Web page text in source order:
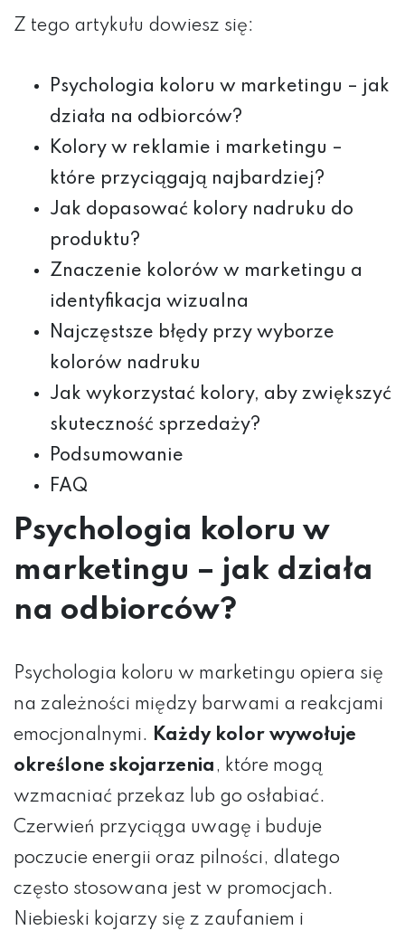
Z tego artykułu dowiesz się:
Psychologia koloru w marketingu – jak
działa na odbiorców?
Kolory w reklamie i marketingu –
które przyciągają najbardziej?
Jak dopasować kolory nadruku do
produktu?
Znaczenie kolorów w marketingu a
identyfikacja wizualna
Najczęstsze błędy przy wyborze
kolorów nadruku
Jak wykorzystać kolory, aby zwiększyć
skuteczność sprzedaży?
Podsumowanie
FAQ
Psychologia koloru w
marketingu – jak działa
na odbiorców?
Psychologia koloru w marketingu opiera się
na zależności między barwami a reakcjami
emocjonalnymi. Każdy kolor wywołuje
określone skojarzenia , które mogą
wzmacniać przekaz lub go osłabiać.
Czerwień przyciąga uwagę i buduje
poczucie energii oraz pilności, dlatego
często stosowana jest w promocjach.
Niebieski kojarzy się z zaufaniem i